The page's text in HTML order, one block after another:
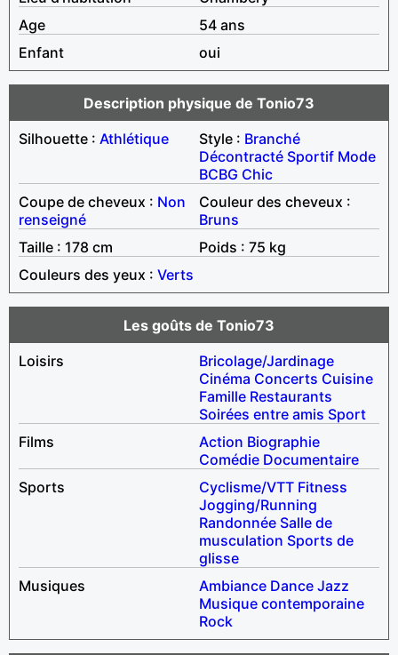
Age
54 ans
Enfant
oui
Description physique de Tonio73
Silhouette : Athlétique Style : Branché
Décontracté Sportif Mode
BCBG Chic
Coupe de cheveux : Non
renseigné
Couleur des cheveux :
Bruns
Taille : 178 cm
Poids : 75 kg
Couleurs des yeux : Verts
Les goûts de Tonio73
Loisirs
Bricolage/Jardinage
Cinéma Concerts Cuisine
Famille Restaurants
Soirées entre amis Sport
Films
Action Biographie
Comédie Documentaire
Sports
Cyclisme/VTT Fitness
Jogging/Running
Randonnée Salle de
musculation Sports de
glisse
Musiques
Ambiance Dance Jazz
Musique contemporaine
Rock